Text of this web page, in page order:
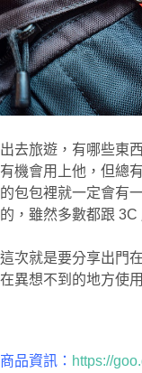
出去旅遊，有哪些東
有機會用上他，但總
的包包裡就一定會有
的，雖然多數都跟 3C
這次就是要分享出門
在異想不到的地方使
商品資訊： https://